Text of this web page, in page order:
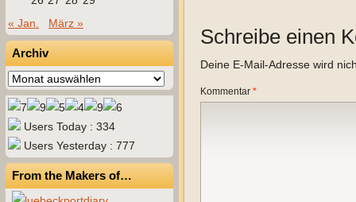
« Jan.
März »
Archiv
Archiv
Users Today : 334
Users Yesterday : 777
From the Makers of…
Schreibe einen
Deine E-Mail-Adresse wird
Kommentar *